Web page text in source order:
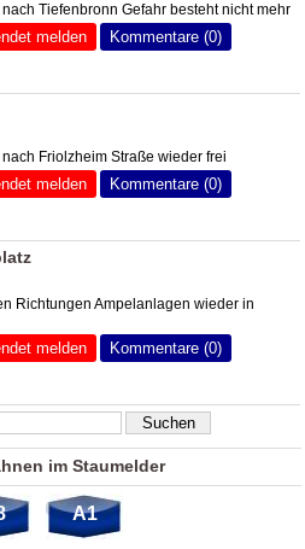
Tiefenbronn Gefahr besteht nicht mehr
melden Kommentare (0)
Friolzheim Straße wieder frei
melden Kommentare (0)
Richtungen Ampelanlagen wieder in
melden Kommentare (0)
im Staumelder
A1